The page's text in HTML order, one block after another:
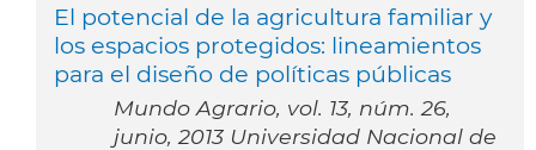
El potencial de la agricultura familiar y
los espacios protegidos: lineamientos
para el diseño de políticas públicas
Mundo Agrario, vol. 13, núm. 26,
junio, 2013 Universidad Nacional de